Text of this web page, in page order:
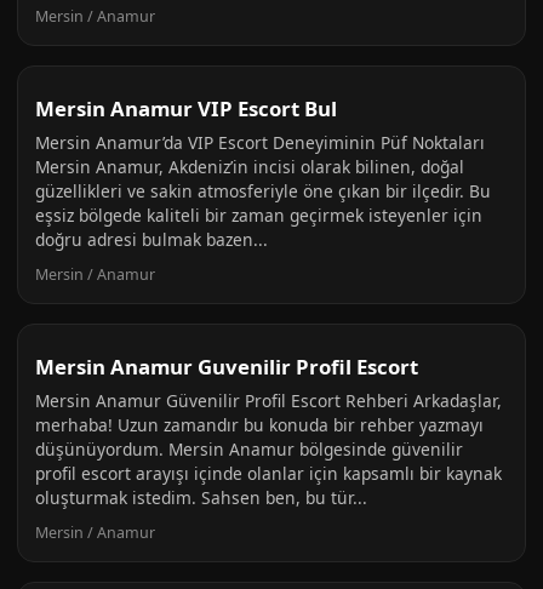
Mersin / Anamur
Mersin Anamur VIP Escort Bul
Mersin Anamur’da VIP Escort Deneyiminin Püf Noktaları
Mersin Anamur, Akdeniz’in incisi olarak bilinen, doğal
güzellikleri ve sakin atmosferiyle öne çıkan bir ilçedir. Bu
eşsiz bölgede kaliteli bir zaman geçirmek isteyenler için
doğru adresi bulmak bazen...
Mersin / Anamur
Mersin Anamur Guvenilir Profil Escort
Mersin Anamur Güvenilir Profil Escort Rehberi Arkadaşlar,
merhaba! Uzun zamandır bu konuda bir rehber yazmayı
düşünüyordum. Mersin Anamur bölgesinde güvenilir
profil escort arayışı içinde olanlar için kapsamlı bir kaynak
oluşturmak istedim. Sahsen ben, bu tür...
Mersin / Anamur